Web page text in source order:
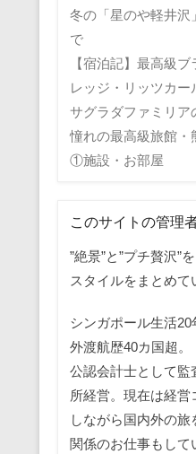
冬の「星のや軽井
で
【宿泊記】最高級
レッジ・リッツカー
サグラダファミリア
憧れの最高級旅館・
①施設・お部屋
このサイトの管理
”絶景”と”プチ贅沢”
スタイルをまとめて
シンガポール生活
外渡航歴40カ国超。
公認会計士として監
所経営。現在は経
しながら国内外の
関係のお仕事もして